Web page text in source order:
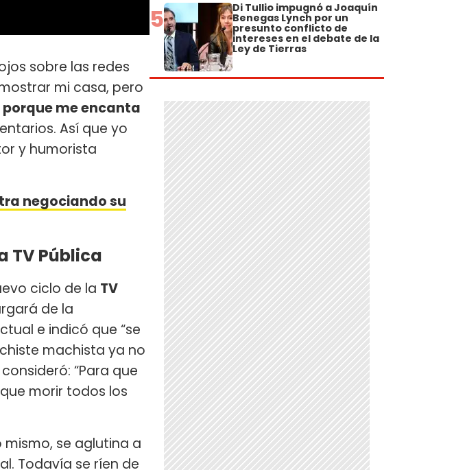
sobre las redes
mi casa, pero
me encanta
Así que yo
y humorista
negociando su
TV Pública
ciclo de la TV
de la
e indicó que “se
machista ya no
“Para que
morir todos los
se aglutina a
Todavía se ríen de
5 Di Tullio impugnó a Joaquín
Benegas Lynch por un
presunto conflicto de
intereses en el debate de la
Ley de Tierras